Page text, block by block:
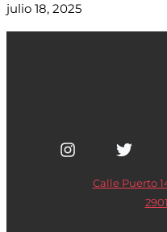
julio 18, 2025
Calle Puerto